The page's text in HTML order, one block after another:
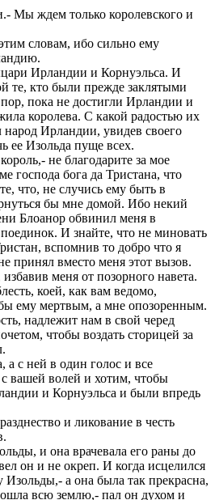
Мы ждем только королевского и
словам, ибо сильно ему
Ирландии и Корнуэльса. И
те, кто были прежде заклятыми
пока не достигли Ирландии и
королева. С какой радостью их
Ирландии, увидев своего
ее Изольда пуще всех.
не благодарите за мое
господа бога да Тристана, что
что, не случись ему быть в
бы мне домой. Ибо некий
Блоанор обвинил меня в
И знайте, что не миновать
вспомнив то добро что я
принял вместо меня этот вызов.
меня от позорного навета.
коей, как вам ведомо,
ему мертвым, а мне опозоренным.
надлежит нам в свой черед
чтобы воздать сторицей за
с ней в один голос и все
вашей волей и хотим, чтобы
и Корнуэльса и были впредь
и ликование в честь
и она врачевала его раны до
он и не окреп. И когда исцелился
Изольды,- а она была так прекрасна,
всю землю,- пал он духом и